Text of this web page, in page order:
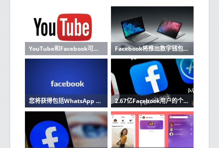
YouTube和Facebook可能因有害内容而被罚款数百万美元 Facebook将推出数字钱包Calibra以与Google Pay和PayTm竞争
您将获得包括WhatsApp Facebook在内的流行应用程序的最新功能 2.67亿Facebook用户的个人信息在线泄漏